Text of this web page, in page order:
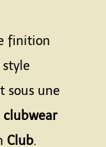
finition
sous une
clubwear
Club.